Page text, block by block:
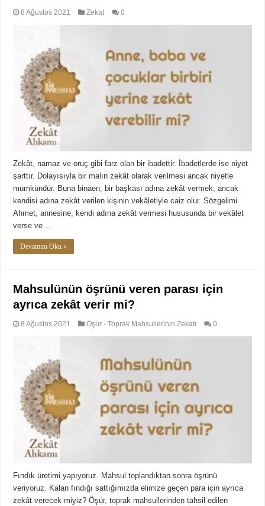
8 Ağustos 2021 Zekat 0
Zekât, namaz ve oruç gibi farz olan bir ibadettir. İbadetlerde ise niyet
şarttır. Dolayısıyla bir malın zekât olarak verilmesi ancak niyetle
mümkündür. Buna binaen, bir başkası adına zekât vermek, ancak
kendisi adına zekât verilen kişinin vekâletiyle caiz olur. Sözgelimi
Ahmet, annesine, kendi adına zekât vermesi hususunda bir vekâlet
verse ve …
Devamını Oku »
Mahsulünün öşrünü veren parası için
ayrıca zekât verir mi?
8 Ağustos 2021 Öşür - Toprak Mahsullerinin Zekatı 0
Fındık üretimi yapıyoruz. Mahsul toplandıktan sonra öşrünü
veriyoruz. Kalan fındığı sattığımızda elimize geçen para için ayrıca
zekât verecek miyiz? Öşür, toprak mahsullerinden tahsil edilen